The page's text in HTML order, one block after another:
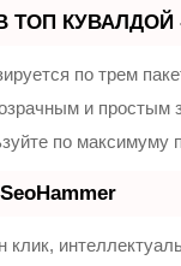
ТОП КУВАЛДОЙ -
по трем
и
по